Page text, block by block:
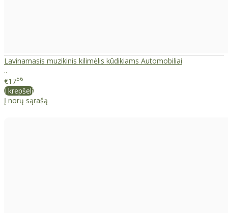
Lavinamasis muzikinis kilimėlis kūdikiams Automobiliai
..
€1756
Į krepšelį
Į norų sąrašą